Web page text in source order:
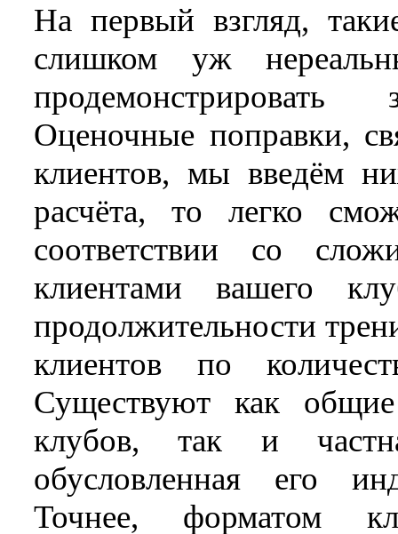
На первый взгляд,
слишком уж
Оценочные поправки,
клиентов, мы введём
расчёта, то легко
соответствии со
клиентами вашего
продолжительности
клиентов по
Существуют как общие
клубов, так и
обусловленная его
Точнее, форматом